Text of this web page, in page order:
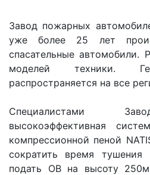
Завод пожарных
уже более 25 лет
спасательные автомобили.
моделей техники.
распространяется на все
Специалистами
высокоэффективная
компрессионной пеной
сократить время
подать ОВ на высоту